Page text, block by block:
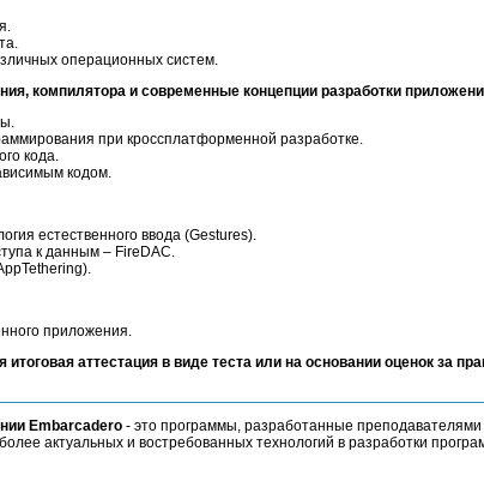
операционных систем.
компилятора и современные концепции разработки
при кроссплатформенной разработке.
кода.
кодом.
естественного ввода (Gestures).
к данным – FireDAC.
приложения.
итоговая аттестация в виде теста или на основании оценок за
Embarcadero - это программы, разработанные преподавателями
актуальных и востребованных технологий в разработки